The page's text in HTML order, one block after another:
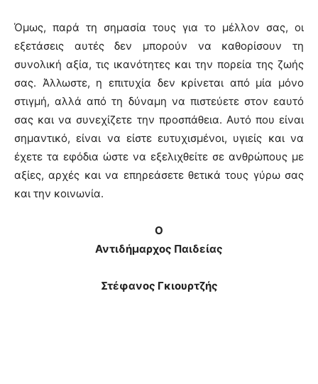
Όμως, παρά τη σημασία τους για το μέλλον σας, οι
εξετάσεις αυτές δεν μπορούν να καθορίσουν τη
συνολική αξία, τις ικανότητες και την πορεία της ζωής
σας. Άλλωστε, η επιτυχία δεν κρίνεται από μία μόνο
στιγμή, αλλά από τη δύναμη να πιστεύετε στον εαυτό
σας και να συνεχίζετε την προσπάθεια. Αυτό που είναι
σημαντικό, είναι να είστε ευτυχισμένοι, υγιείς και να
έχετε τα εφόδια ώστε να εξελιχθείτε σε ανθρώπους με
αξίες, αρχές και να επηρεάσετε θετικά τους γύρω σας
και την κοινωνία.
Ο
Αντιδήμαρχος Παιδείας
Στέφανος Γκιουρτζής